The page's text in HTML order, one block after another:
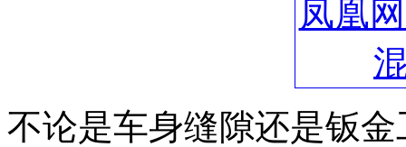
不论是车身缝隙还是钣